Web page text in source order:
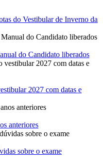
do Vestibular de Inverno da
do Candidato liberados
2027 com datas e
anteriores
sobre o exame